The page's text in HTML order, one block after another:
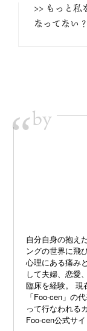
>> もっと
なってない？
“by
自分自身の抱え
ングの世界に飛
心理にある痛み
して夫婦、恋愛
臨床を経験。 現
「Foo-cen」の
って行なわれる
Foo-cen公式サイ